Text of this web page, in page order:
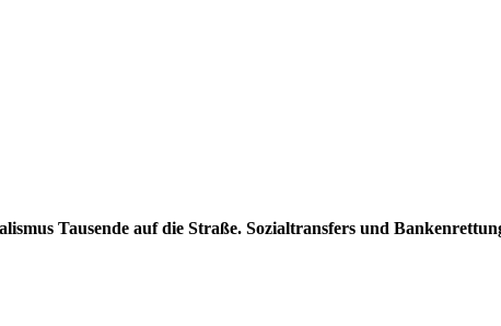
Tausende auf die Straße. Sozialtransfers und